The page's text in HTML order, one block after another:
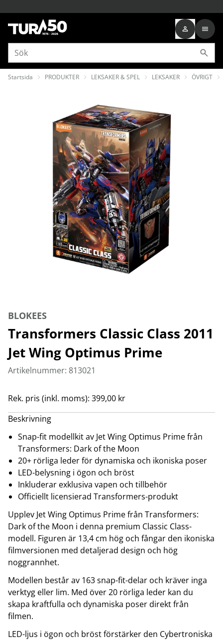
Startsida PRODUKTER LEKSAKER & SPEL LEKSAKER ÖVRIGT
BLOKEES
Transformers Classic Class 2011
Jet Wing Optimus Prime
Artikelnummer: 813021
Rek. pris (inkl. moms): 399,00 kr
Beskrivning
Snap-fit modellkit av Jet Wing Optimus Prime från
Transformers: Dark of the Moon
20+ rörliga leder för dynamiska och ikoniska poser
LED-belysning i ögon och bröst
Inkluderar exklusiva vapen och tillbehör
Officiellt licensierad Transformers-produkt
Upplev Jet Wing Optimus Prime från Transformers:
Dark of the Moon i denna premium Classic Class-
modell. Figuren är 13,4 cm hög och fångar den ikoniska
filmversionen med detaljerad design och hög
noggrannhet.
Modellen består av 163 snap-fit-delar och kräver inga
verktyg eller lim. Med över 20 rörliga leder kan du
skapa kraftfulla och dynamiska poser direkt från
filmen.
LED-ljus i ögon och bröst förstärker den Cybertroniska